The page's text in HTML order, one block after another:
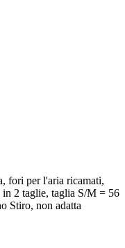
fori per l'aria ricamati,
in 2 taglie, taglia S/M = 56
Stiro, non adatta